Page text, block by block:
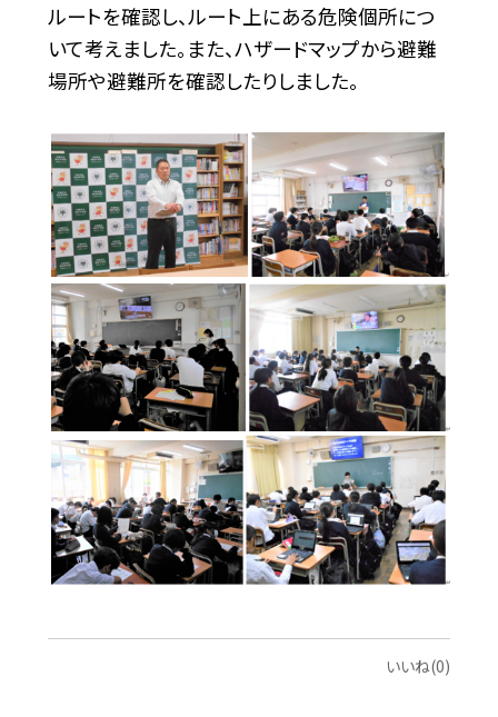
ルートを確認し、ルート上にある危険個所につ
いて考えました。また、ハザードマップから避難
場所や避難所を確認したりしました。
いいね(0)